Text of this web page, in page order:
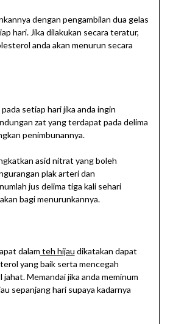
dengan pengambilan dua gelas
hari. Jika dilakukan secara teratur,
anda akan menurun secara
setiap hari jika anda ingin
zat yang terdapat pada delima
penimbunannya.
asid nitrat yang boleh
plak arteri dan
jus delima tiga kali sehari
bagi menurunkannya.
dalam teh hijau dikatakan dapat
yang baik serta mencegah
Memandai jika anda meminum
sepanjang hari supaya kadarnya